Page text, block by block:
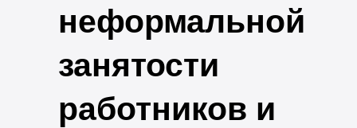
неформальной
занятости
работников и